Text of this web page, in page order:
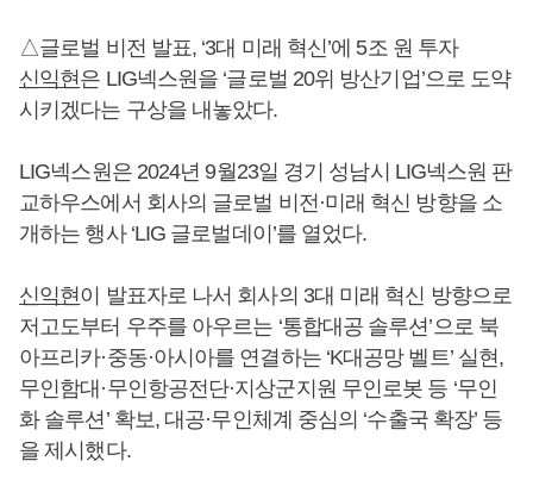
△글로벌 비전 발표, ‘3대 미래 혁신’에 5조 원 투자
신익현은 LIG넥스원을 ‘글로벌 20위 방산기업’으로 도약
시키겠다는 구상을 내놓았다.
LIG넥스원은 2024년 9월23일 경기 성남시 LIG넥스원 판
교하우스에서 회사의 글로벌 비전·미래 혁신 방향을 소
개하는 행사 ‘LIG 글로벌데이’를 열었다.
신익현이 발표자로 나서 회사의 3대 미래 혁신 방향으로
저고도부터 우주를 아우르는 ‘통합대공 솔루션’으로 북
아프리카·중동·아시아를 연결하는 ‘K대공망 벨트’ 실현,
무인함대·무인항공전단·지상군지원 무인로봇 등 ‘무인
화 솔루션’ 확보, 대공·무인체계 중심의 ‘수출국 확장’ 등
을 제시했다.